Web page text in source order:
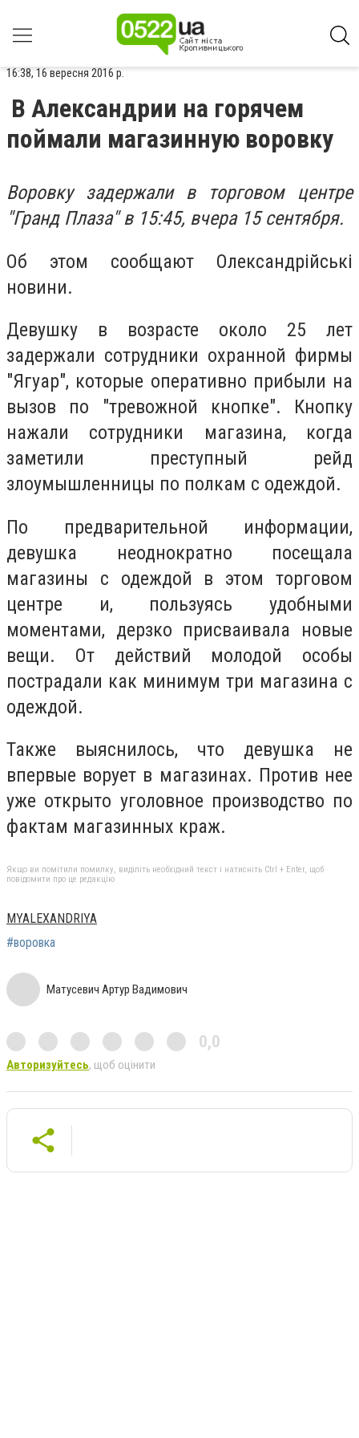
16:38, 16 вересня 2016 р.
В Александрии на горячем
поймали магазинную воровку
Воровку задержали в торговом центре
"Гранд Плаза" в 15:45, вчера 15 сентября.
Об этом сообщают Олександрійські
новини.
Девушку в возрасте около 25 лет
задержали сотрудники охранной фирмы
"Ягуар", которые оперативно прибыли на
вызов по "тревожной кнопке". Кнопку
нажали сотрудники магазина, когда
заметили преступный рейд
злоумышленницы по полкам с одеждой.
По предварительной информации,
девушка неоднократно посещала
магазины с одеждой в этом торговом
центре и, пользуясь удобными
моментами, дерзко присваивала новые
вещи. От действий молодой особы
пострадали как минимум три магазина с
одеждой.
Также выяснилось, что девушка не
впервые ворует в магазинах. Против нее
уже открыто уголовное производство по
фактам магазинных краж.
Якщо ви помітили помилку, виділіть необхідний текст і натисніть Ctrl + Enter, щоб
повідомити про це редакцію
MYALEXANDRIYA
#воровка
Матусевич Артур Вадимович
0,0
Авторизуйтесь, щоб оцінити